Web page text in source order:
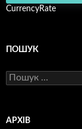
CurrencyRate
ПОШУК
Пошук:
АРХІВ